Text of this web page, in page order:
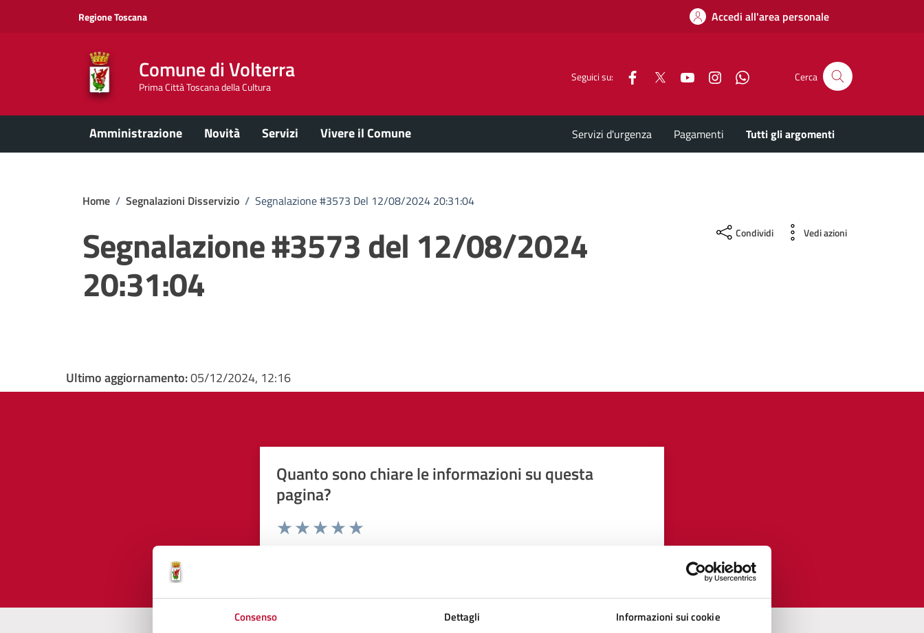
Consenso Dettagli Informazioni sui cookie
Regione Toscana Accedi all'area personale
Comune di Volterra
Prima Città Toscana della Cultura
Seguici su: Facebook YouTubeInstagramWhatsappCerca
Amministrazione Novità Servizi Vivere il Comune Servizi d'urgenza Pagamenti Tutti gli argomenti
Home / Segnalazioni Disservizio / Segnalazione #3573 Del 12/08/2024 20:31:04
Segnalazione #3573 del 12/08/2024
20:31:04
Condividi Vedi azioni
Ultimo aggiornamento:05/12/2024, 12:16
Quanto sono chiare le informazioni su questa
pagina?